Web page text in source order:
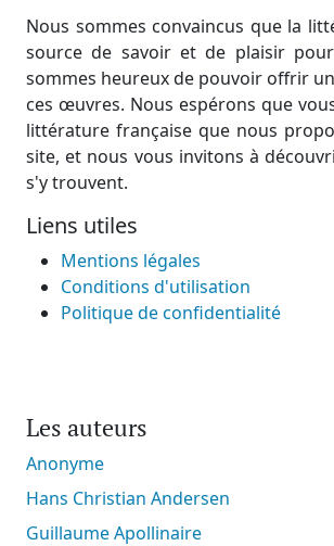
Nous sommes convaincus que la
source de savoir et de plaisir
sommes heureux de pouvoir offrir
ces œuvres. Nous espérons que
littérature française que nous
site, et nous vous invitons à
s'y trouvent.
Liens utiles
Mentions légales
Conditions d'utilisation
Politique de confidentialité
Les auteurs
Anonyme
Hans Christian Andersen
Guillaume Apollinaire